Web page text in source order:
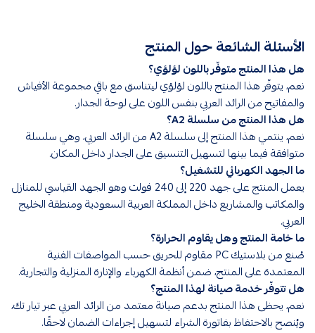
الأسئلة الشائعة حول المنتج
هل هذا المنتج متوفّر باللون لؤلؤي؟
نعم، يتوفّر هذا المنتج باللون لؤلؤي ليتناسق مع باقي مجموعة الأفياش
والمفاتيح من الرائد العربي بنفس اللون على لوحة الجدار.
هل هذا المنتج من سلسلة A2؟
نعم، ينتمي هذا المنتج إلى سلسلة A2 من الرائد العربي، وهي سلسلة
متوافقة فيما بينها لتسهيل التنسيق على الجدار داخل المكان.
ما الجهد الكهربائي للتشغيل؟
يعمل المنتج على جهد 220 إلى 240 فولت وهو الجهد القياسي للمنازل
والمكاتب والمشاريع داخل المملكة العربية السعودية ومنطقة الخليج
العربي.
ما خامة المنتج وهل يقاوم الحرارة؟
صُنع من بلاستيك PC مقاوم للحريق حسب المواصفات الفنية
المعتمدة على المنتج، ضمن أنظمة الكهرباء والإنارة المنزلية والتجارية.
هل تتوفّر خدمة صيانة لهذا المنتج؟
نعم، يحظى هذا المنتج بدعم صيانة معتمد من الرائد العربي عبر تيار تك،
ويُنصح بالاحتفاظ بفاتورة الشراء لتسهيل إجراءات الضمان لاحقًا.